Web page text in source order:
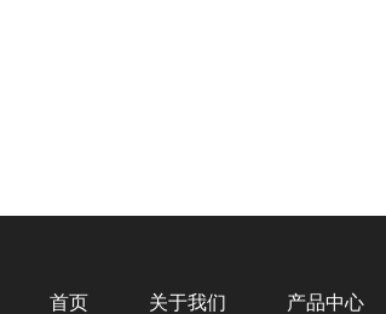
首页 关于我们 产品中心